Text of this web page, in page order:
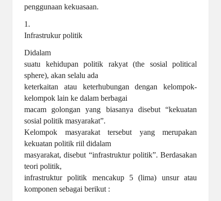
penggunaan kekuasaan.
1.
Infrastrukur politik
Didalam
suatu kehidupan politik rakyat (the sosial political
sphere), akan selalu ada
keterkaitan atau keterhubungan dengan kelompok-
kelompok lain ke dalam berbagai
macam golongan yang biasanya disebut “kekuatan
sosial politik masyarakat”.
Kelompok masyarakat tersebut yang merupakan
kekuatan politik riil didalam
masyarakat, disebut “infrastruktur politik”. Berdasakan
teori politik,
infrastruktur politik mencakup 5 (lima) unsur atau
komponen sebagai berikut :